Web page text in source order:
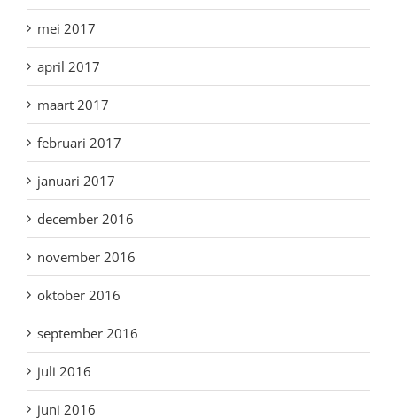
mei 2017
april 2017
maart 2017
februari 2017
januari 2017
december 2016
november 2016
oktober 2016
september 2016
juli 2016
juni 2016